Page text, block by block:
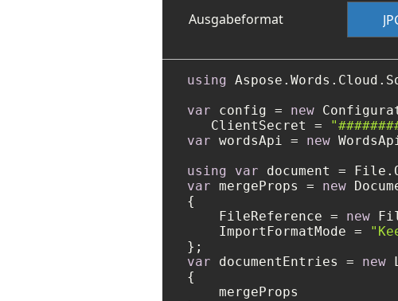
Ausgabeformat
using
var config = new
   ClientSecret =
var wordsApi = new
using
var document =
var mergeProps = new
{
    FileReference =
new
    ImportFormatMode =
var documentEntries = new
{
    mergeProps